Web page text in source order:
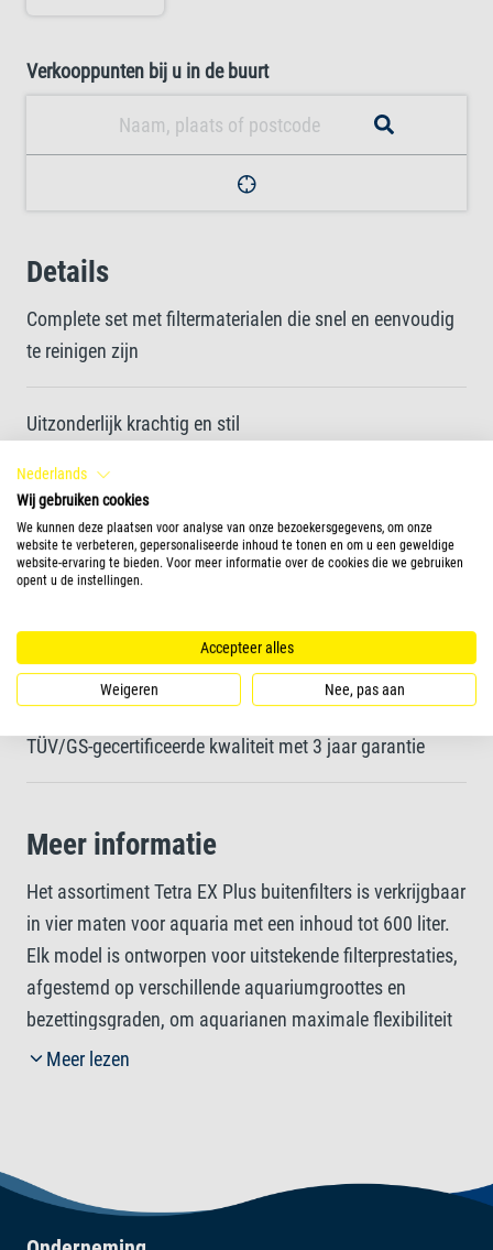
Verkooppunten bij u in de buurt
Details
Complete set met filtermaterialen die snel en eenvoudig
te reinigen zijn
Uitzonderlijk krachtig en stil
Snelle en eenvoudige installatie
Voorzien van een primer-knop om het filter te starten en
Geschikt voor aquaria met een inhoud tot 600 L
TÜV/GS-gecertificeerde kwaliteit met 3 jaar garantie
Meer informatie
Het assortiment Tetra EX Plus buitenfilters is verkrijgbaar
in vier maten voor aquaria met een inhoud tot 600 liter.
Elk model is ontworpen voor uitstekende filterprestaties,
afgestemd op verschillende aquariumgroottes en
bezettingsgraden, om aquarianen maximale flexibiliteit
en gemoedsrust te geven. Dit assortiment buitenfilters
vissen en planten. Alle EX Plus-modellen zijn ontworpen
voor langdurige betrouwbaarheid en minimaal
onderhoud en maken gebruik van geavanceerde EX-
Meer lezen
Nederlands
Wij gebruiken cookies
We kunnen deze plaatsen voor analyse van onze bezoekersgegevens, om onze
website te verbeteren, gepersonaliseerde inhoud te tonen en om u een geweldige
website-ervaring te bieden. Voor meer informatie over de cookies die we gebruiken
opent u de instellingen.
Accepteer alles
Weigeren Nee, pas aan